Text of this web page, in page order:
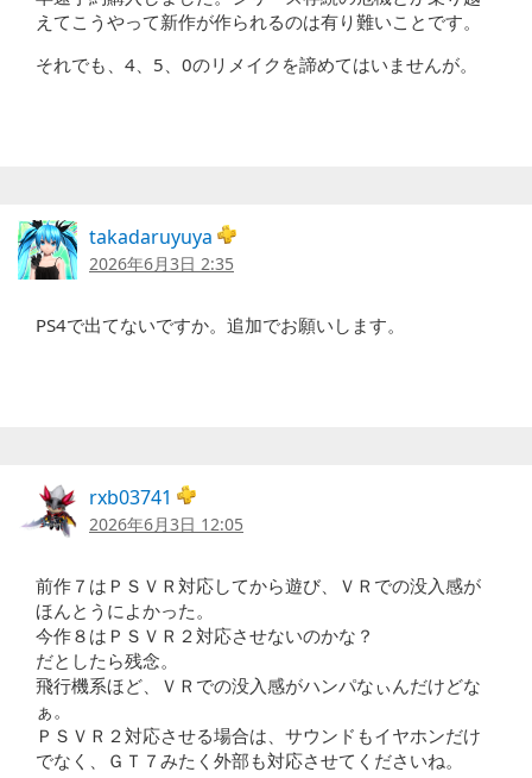
えてこうやって新作が作られるのは有り難いことです。
それでも、4、5、0のリメイクを諦めてはいませんが。
takadaruyuya
2026年6月3日 2:35
PS4で出てないですか。追加でお願いします。
rxb03741
2026年6月3日 12:05
前作７はＰＳＶＲ対応してから遊び、ＶＲでの没入感が
ほんとうによかった。
今作８はＰＳＶＲ２対応させないのかな？
だとしたら残念。
飛行機系ほど、ＶＲでの没入感がハンパなぃんだけどな
ぁ。
ＰＳＶＲ２対応させる場合は、サウンドもイヤホンだけ
でなく、ＧＴ７みたく外部も対応させてくださいね。